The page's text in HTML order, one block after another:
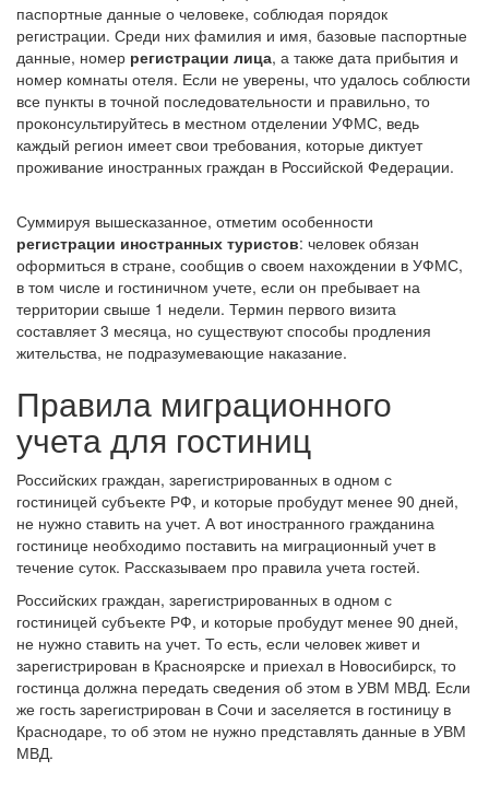
паспортные данные о человеке, соблюдая порядок
регистрации. Среди них фамилия и имя, базовые паспортные
данные, номер регистрации лица, а также дата прибытия и
номер комнаты отеля. Если не уверены, что удалось соблюсти
все пункты в точной последовательности и правильно, то
проконсультируйтесь в местном отделении УФМС, ведь
каждый регион имеет свои требования, которые диктует
проживание иностранных граждан в Российской Федерации.
Суммируя вышесказанное, отметим особенности
регистрации иностранных туристов: человек обязан
оформиться в стране, сообщив о своем нахождении в УФМС,
в том числе и гостиничном учете, если он пребывает на
территории свыше 1 недели. Термин первого визита
составляет 3 месяца, но существуют способы продления
жительства, не подразумевающие наказание.
Правила миграционного
учета для гостиниц
Российских граждан, зарегистрированных в одном с
гостиницей субъекте РФ, и которые пробудут менее 90 дней,
не нужно ставить на учет. А вот иностранного гражданина
гостинице необходимо поставить на миграционный учет в
течение суток. Рассказываем про правила учета гостей.
Российских граждан, зарегистрированных в одном с
гостиницей субъекте РФ, и которые пробудут менее 90 дней,
не нужно ставить на учет. То есть, если человек живет и
зарегистрирован в Красноярске и приехал в Новосибирск, то
гостинца должна передать сведения об этом в УВМ МВД. Если
же гость зарегистрирован в Сочи и заселяется в гостиницу в
Краснодаре, то об этом не нужно представлять данные в УВМ
МВД.